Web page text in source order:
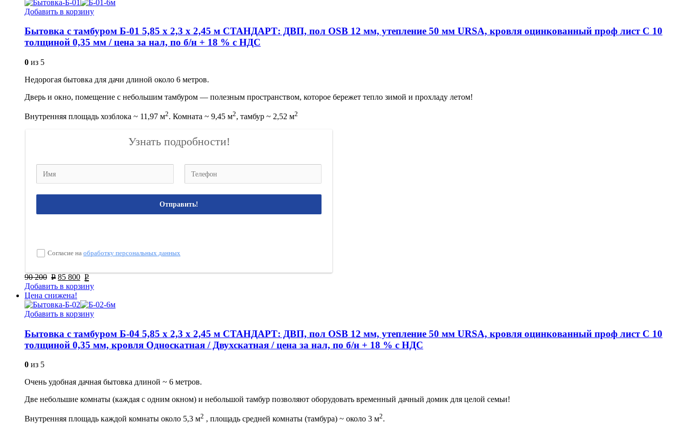
Добавить в корзину
Бытовка с тамбуром Б-01 5,85 х 2,3 х 2,45 м СТАНДАРТ: ДВП, пол OSB 12 мм, утепление 50 мм URSA, кровля оцинкованный проф лист С 10
толщиной 0,35 мм / цена за нал, по б/н + 18 % с НДС
0 из 5
Недорогая бытовка для дачи длиной около 6 метров.
Дверь и окно, помещение с небольшим тамбуром — полезным пространством, которое бережет тепло зимой и прохладу летом!
Внутренняя площадь хозблока ~ 11,97 м2. Комната ~ 9,45 м2, тамбур ~ 2,52 м2
Узнать подробности!
Отправить!
Согласие на обработку персональных данных
90 200 Р 85 800 Р
Добавить в корзину
Цена снижена!
Добавить в корзину
Бытовка с тамбуром Б-04 5,85 х 2,3 х 2,45 м СТАНДАРТ: ДВП, пол OSB 12 мм, утепление 50 мм URSA, кровля оцинкованный проф лист С 10
толщиной 0,35 мм, кровля Односкатная / Двухскатная / цена за нал, по б/н + 18 % с НДС
0 из 5
Очень удобная дачная бытовка длиной ~ 6 метров.
Две небольшие комнаты (каждая с одним окном) и небольшой тамбур позволяют оборудовать временный дачный домик для целой семьи!
Внутренняя площадь каждой комнаты около 5,3 м2 , площадь средней комнаты (тамбура) ~ около 3 м2.